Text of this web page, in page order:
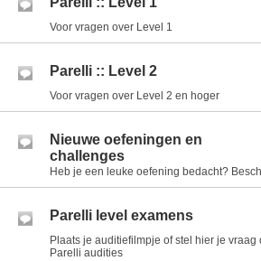
Voor vragen over Level 1
Parelli :: Level 2
Voor vragen over Level 2 en hoger
Nieuwe oefeningen en
challenges
Heb je een leuke oefening bedacht?
Parelli level examens
Plaats je auditiefilmpje of stel hier je vraag
Parelli audities